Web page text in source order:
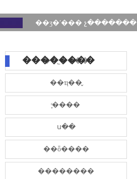
��ʒ�ʹ��� չ�������
��������
��˾����
��ҵ��̬
֪ͨ����
ս��
��ȫ����
��������